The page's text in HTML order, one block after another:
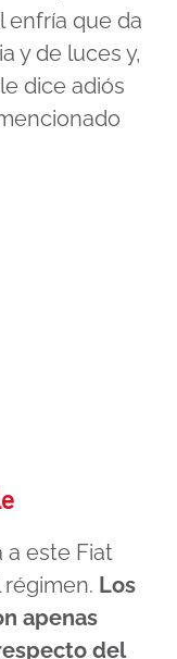
enfría que da
y de luces y,
dice adiós
a este Fiat
Los
apenas
del